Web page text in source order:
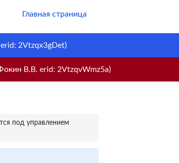
Главная страница
2Vtzqx3gDet)
В.В. erid: 2VtzqvWmz5a)
под управлением